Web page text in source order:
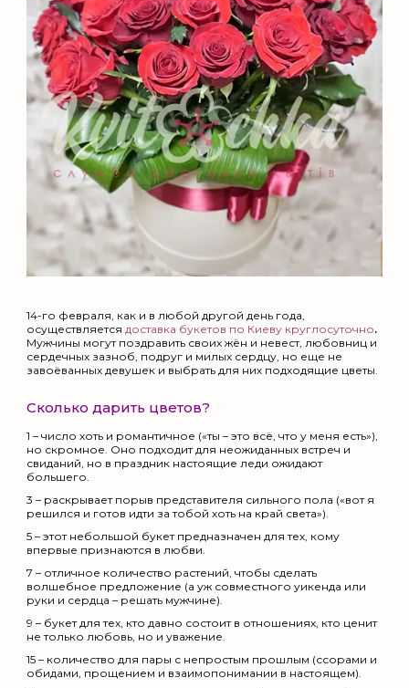
14-го февраля, как и в любой другой день года,
осуществляется доставка букетов по Киеву круглосуточно.
Мужчины могут поздравить своих жён и невест, любовниц и
сердечных зазноб, подруг и милых сердцу, но еще не
завоёванных девушек и выбрать для них подходящие цветы.
Сколько дарить цветов?
1 – число хоть и романтичное («ты – это всё, что у меня есть»),
но скромное. Оно подходит для неожиданных встреч и
свиданий, но в праздник настоящие леди ожидают
большего.
3 – раскрывает порыв представителя сильного пола («вот я
решился и готов идти за тобой хоть на край света»).
5 – этот небольшой букет предназначен для тех, кому
впервые признаются в любви.
7 – отличное количество растений, чтобы сделать
волшебное предложение (а уж совместного уикенда или
руки и сердца – решать мужчине).
9 – букет для тех, кто давно состоит в отношениях, кто ценит
не только любовь, но и уважение.
15 – количество для пары с непростым прошлым (ссорами и
обидами, прощением и взаимопонимании в настоящем).